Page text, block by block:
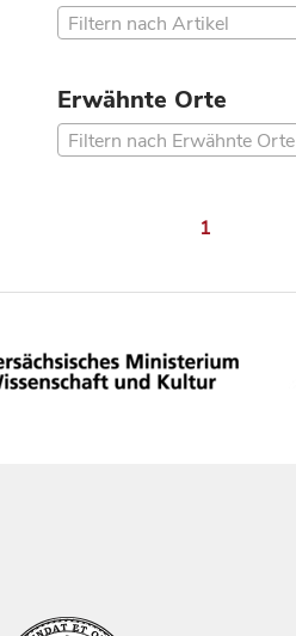
Filtern nach Artikel
Erwähnte Orte
Filtern nach Erwähnte Orte
1